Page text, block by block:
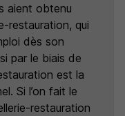
aient obtenu
restauration, qui
dès son
par le biais de
est la
Si l’on fait le
restauration